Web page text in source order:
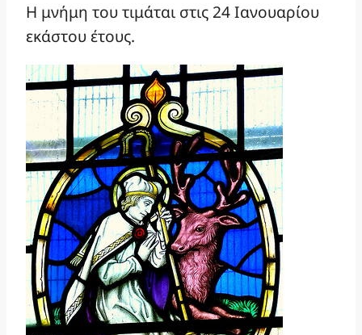
Η μνήμη του τιμάται στις 24 Ιανουαρίου
εκάστου έτους.